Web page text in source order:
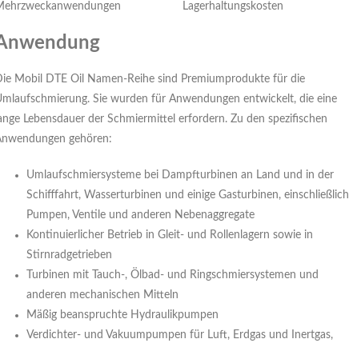
Lagerhaltungskosten
Mobil DTE Oil Namen-Reihe sind Premiumprodukte für die
Sie wurden für Anwendungen entwickelt, die eine
Lebensdauer der Schmiermittel erfordern. Zu den spezifischen
gehören:
Umlaufschmiersysteme bei Dampfturbinen an Land und in der
Schifffahrt, Wasserturbinen und einige Gasturbinen, einschließlich
Pumpen, Ventile und anderen Nebenaggregate
Kontinuierlicher Betrieb in Gleit- und Rollenlagern sowie in
Stirnradgetrieben
Turbinen mit Tauch-, Ölbad- und Ringschmiersystemen und
anderen mechanischen Mitteln
Mäßig beanspruchte Hydraulikpumpen
Verdichter- und Vakuumpumpen für Luft, Erdgas und Inertgas,